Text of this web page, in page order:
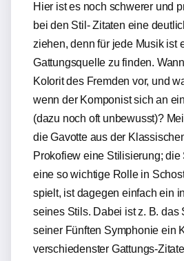
Hier ist es noch schwerer und
bei den Stil- Zitaten eine
ziehen, denn für jede Musik ist
Gattungsquelle zu finden.
Kolorit des Fremden vor, und
wenn der Komponist sich an
(dazu noch oft unbewusst)?
die Gavotte aus der
Prokofiew eine Stilisierung; die
eine so wichtige Rolle in
spielt, ist dagegen einfach ein
seines Stils. Dabei ist z. B. das
seiner Fünften Symphonie ein
verschiedenster Gattungs-